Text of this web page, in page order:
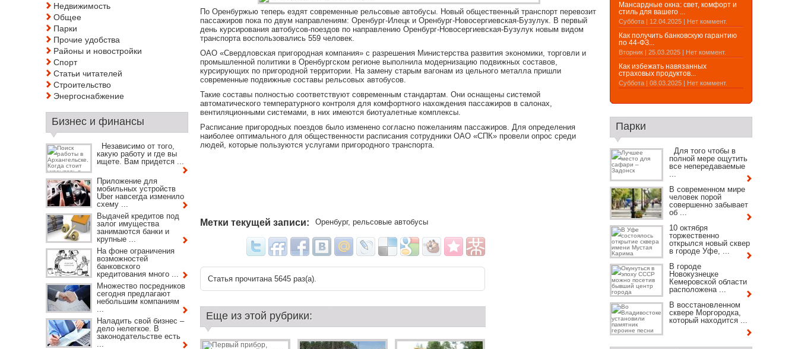
По Оренбуржью теперь ездят современные рельсовые автобусы. Новый общественный транспорт перевозит
пассажиров пока по двум направлениям: Оренбург-Илецк и Оренбург-Новосергиевская-Бузулук. В первый
день курсирования автобусов-поездов по направлению Оренбург-Новосергиевская-Бузулук новым видом
транспорта воспользовались 559 человек.
ОАО «Свердловская пригородная компания» с разрешения Министерства развития экономики, торговли и
промышленной политики в Оренбургском регионе выполнила модернизацию подвижных составов,
курсирующих по пригородной территории. На замену старым вагонам из цельного металла пришли
современные подвижные составы рельсовых автобусов.
Такие составы полностью соответствуют современным стандартам. Они оснащены системой
автоматического температурного контроля для комфортного нахождения пассажиров в салонах,
вентиляционными системами, в них имеются биотуалетные комплексы.
Расписание пригородных поездов было изменено согласно пожеланиям пассажиров. Для определения
наиболее оптимального для общественности расписания сотрудники ОАО «СПК» провели опрос среди
людей, которые пользуются услугами пригородного транспорта.
Метки текущей записи: Оренбург, рельсовые автобусы
Статья прочитана 5645 раз(a).
Еще из этой рубрики:
Недвижимость
Общее
Парки
Прочие удобства
Районы и новостройки
Спорт
Статьи читателей
Строительство
Энергоснабжение
Бизнес и финансы
Независимо от того,
какую работу и где вы
ищете. Вам придется ...
Приложение для
мобильных устройств
Uber навсегда изменило
схему ...
Выдачей кредитов под
залог имущества
занимаются банки и
крупные ...
На фоне ограничения
возможностей
банковского
кредитования много ...
Множество посредников
сегодня предлагают
небольшим компаниям
...
Наладить свой бизнес –
дело нелегкое. В
законодательстве есть
...
Мансардные окна: свет, комфорт и
стиль для вашего ...
Суббота | 12.04.2025 | Нет коммент.
Как получить банковскую гарантию
по 44-ФЗ...
Вторник | 25.03.2025 | Нет коммент.
Как избежать навязанных
страховых продуктов...
Суббота | 08.03.2025 | Нет коммент.
Парки
Для того чтобы в
полной мере ощутить
все непередаваемые
...
В современном мире
человек порой
совершенно забывает
об ...
10 октября
торжественно
открылся новый сквер
в городе Уфе, ...
В городе
Новокузнецке
Кемеровской области
расположена ...
В восстановленном
сквере Моргородка,
который находится ...